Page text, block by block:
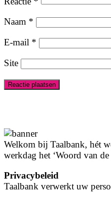
Naam *
E-mail *
Site
Welkom bij Taalbank, hét
werkdag het ‘Woord van
Privacybeleid
Taalbank verwerkt uw